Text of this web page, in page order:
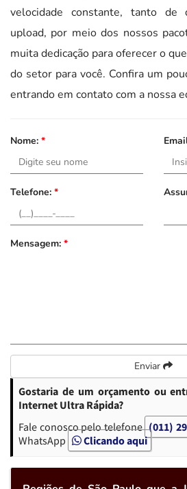
velocidade constante, tanto de
upload, por meio dos nossos
muita dedicação para oferecer o
do setor para você. Confira um
entrando em contato com a nossa
Nome: *
Telefone: *
Mensagem: *
Enviar
Gostaria de um orçamento ou
Internet Ultra Rápida?
Fale conosco pelo telefone (011)
WhatsApp
Clicando aqui